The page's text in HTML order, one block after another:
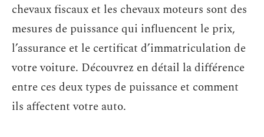
chevaux fiscaux et les chevaux moteurs sont des
mesures de puissance qui influencent le prix,
l’assurance et le certificat d’immatriculation de
votre voiture. Découvrez en détail la différence
entre ces deux types de puissance et comment
ils affectent votre auto.